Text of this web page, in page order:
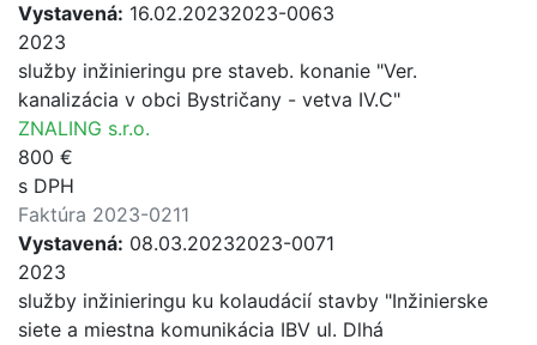
Vystavená: 16.02.20232023-0063
2023
služby inžinieringu pre staveb. konanie "Ver.
kanalizácia v obci Bystričany - vetva IV.C"
ZNALING s.r.o.
800 €
s DPH
Faktúra 2023-0211
Vystavená: 08.03.20232023-0071
2023
služby inžinieringu ku kolaudácií stavby "Inžinierske
siete a miestna komunikácia IBV ul. Dlhá